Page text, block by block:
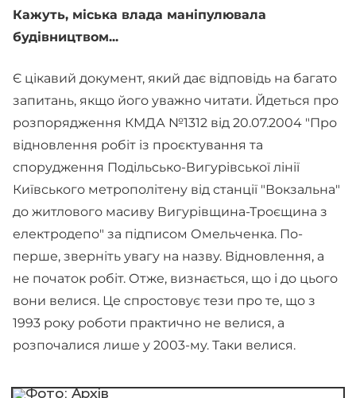
Кажуть, міська влада маніпулювала
будівництвом...
Є цікавий документ, який дає відповідь на багато
запитань, якщо його уважно читати. Йдеться про
розпорядження КМДА №1312 від 20.07.2004 "Про
відновлення робіт із проєктування та
спорудження Подільсько-Вигурівської лінії
Київського метрополітену від станції "Вокзальна"
до житлового масиву Вигурівщина-Троєщина з
електродепо" за підписом Омельченка. По-
перше, зверніть увагу на назву. Відновлення, а
не початок робіт. Отже, визнається, що і до цього
вони велися. Це спростовує тези про те, що з
1993 року роботи практично не велися, а
розпочалися лише у 2003-му. Таки велися.